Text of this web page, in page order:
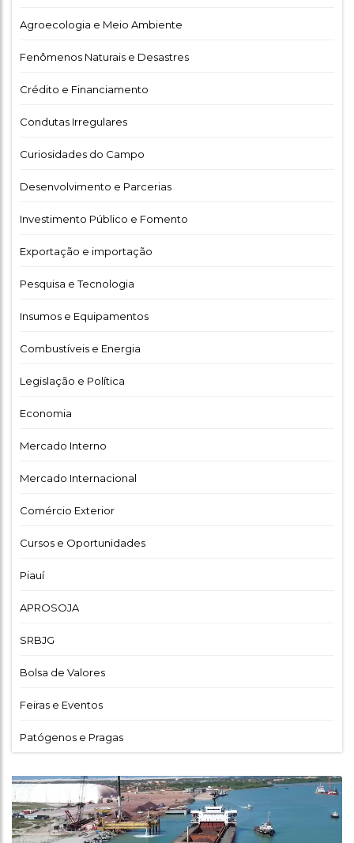
Agroecologia e Meio Ambiente
Fenômenos Naturais e Desastres
Crédito e Financiamento
Condutas Irregulares
Curiosidades do Campo
Desenvolvimento e Parcerias
Investimento Público e Fomento
Exportação e importação
Pesquisa e Tecnologia
Insumos e Equipamentos
Combustíveis e Energia
Legislação e Política
Economia
Mercado Interno
Mercado Internacional
Comércio Exterior
Cursos e Oportunidades
Piauí
APROSOJA
SRBJG
Bolsa de Valores
Feiras e Eventos
Patógenos e Pragas